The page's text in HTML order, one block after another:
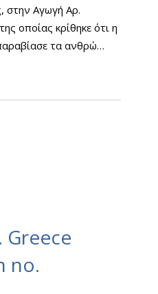
στην Αγωγή Αρ.
οποίας κρίθηκε ότι η
τα ανθρώ…
Greece
no.